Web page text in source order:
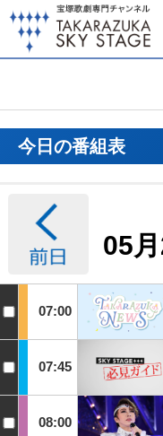
今日の番組表
05月
07:00
07:45
08:00